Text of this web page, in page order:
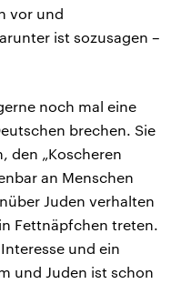
vor und
ist sozusagen –
noch mal eine
brechen. Sie
den „Koscheren
an Menschen
Juden verhalten
Fettnäpfchen treten.
und ein
und Juden ist schon